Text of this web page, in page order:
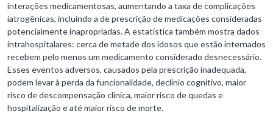
interações medicamentosas, aumentando a taxa de complicações
iatrogênicas, incluindo a de prescrição de medicações consideradas
potencialmente inapropriadas. A estatística também mostra dados
intrahospitalares: cerca de metade dos idosos que estão internados
recebem pelo menos um medicamento considerado desnecessário.
Esses eventos adversos, causados pela prescrição inadequada,
podem levar à perda da funcionalidade, declínio cognitivo, maior
risco de descompensação clínica, maior risco de quedas e
hospitalização e até maior risco de morte.